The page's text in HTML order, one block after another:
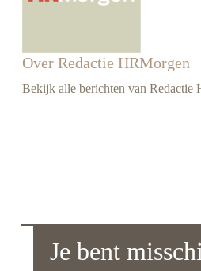
Over Redactie HRMorgen
Bekijk alle berichten van Redactie
Je bent